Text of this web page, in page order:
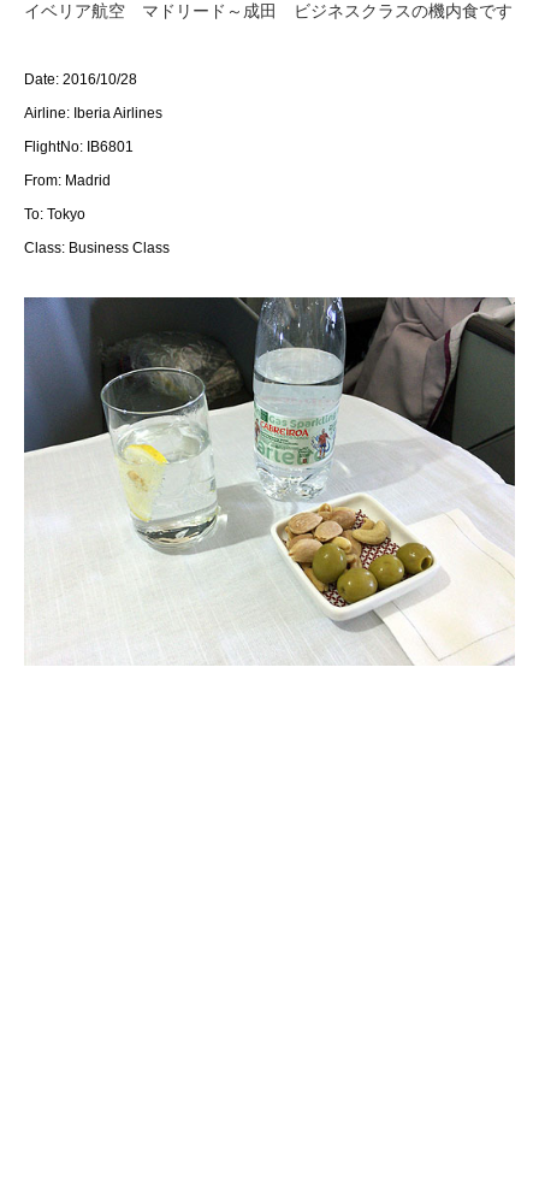
イベリア航空 マドリード～成田 ビジネスクラスの機内食です
Date: 2016/10/28
Airline: Iberia Airlines
FlightNo: IB6801
From: Madrid
To: Tokyo
Class: Business Class